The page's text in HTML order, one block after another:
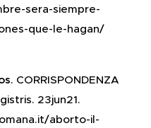
sera-siempre-
que-le-hagan/
. CORRISPONDENZA
23jun21.
aborto-il-